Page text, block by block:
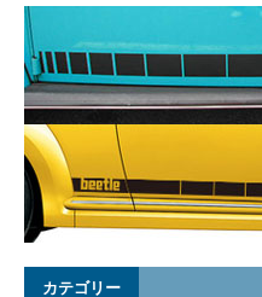
カテゴリー